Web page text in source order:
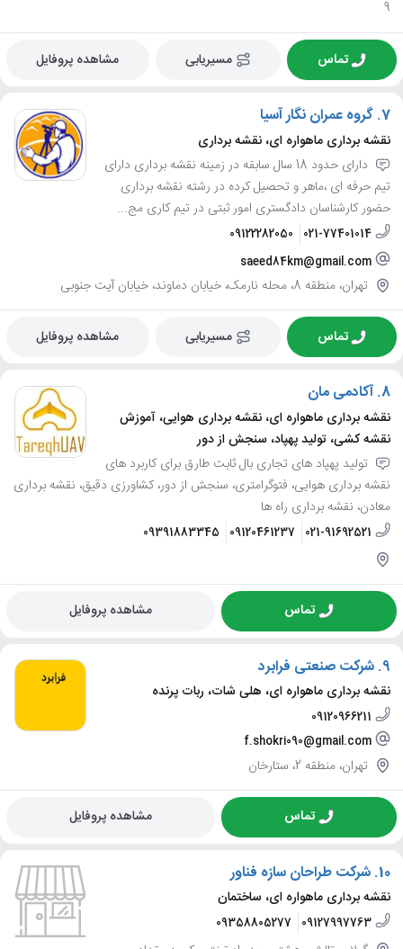
9
تماس مسیریابی مشاهده پروفایل
7. گروه عمران نگار آسیا
نقشه برداری ماهواره ای، نقشه برداری
دارای حدود 18 سال سابقه در زمینه نقشه برداری دارای
تیم حرفه ای ،ماهر و تحصیل کرده در رشته نقشه برداری
حضور کارشناسان دادگستری امور ثبتی در تیم کاری مج...
021-77401014
09122282050
saeed84km@gmail.com
تهران، منطقه 8، محله نارمک، خیابان دماوند، خیابان آیت جنوبی
تماس مسیریابی مشاهده پروفایل
8. آکادمی مان
نقشه برداری ماهواره ای، نقشه برداری هوایی، آموزش
نقشه کشی، تولید پهپاد، سنجش از دور
تولید پهپاد های تجاری بال ثابت طارق برای کاربرد های
نقشه برداری هوایی، فتوگرامتری، سنجش از دور، کشاورزی دقیق، نقشه برداری
معادن، نقشه برداری راه ها
021-91692521
09120461237
09391883345
تماس مشاهده پروفایل
9. شرکت صنعتی فرابرد
نقشه برداری ماهواره ای، هلی شات، ربات پرنده
09120966211
f.shokri090@gmail.com
تهران، منطقه 2، ستارخان
تماس مشاهده پروفایل
10. شرکت طراحان سازه فناور
نقشه برداری ماهواره ای، ساختمان
09127997763
09358805277